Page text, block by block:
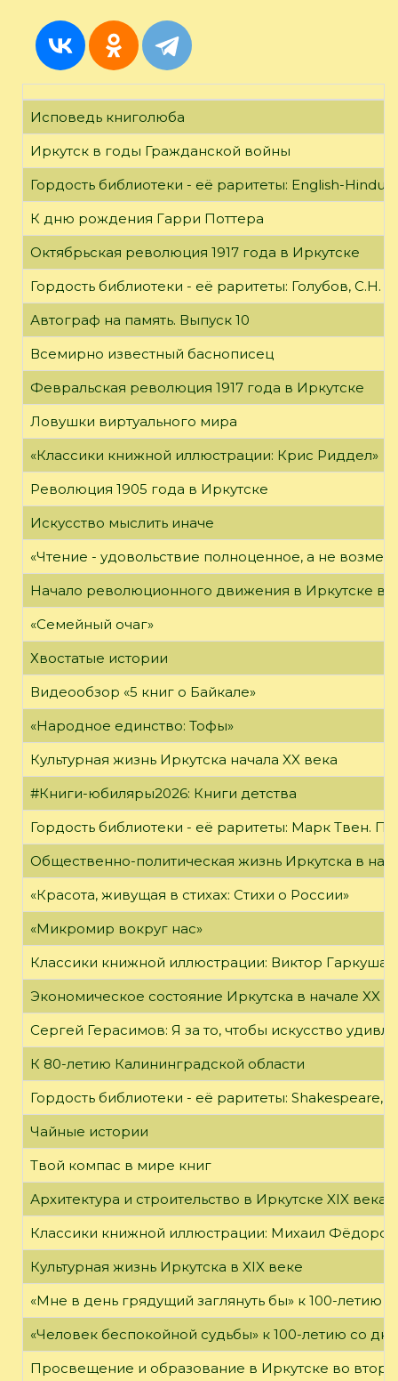
Исповедь книголюба
Иркутск в годы Гражданской войны
Гордость библиотеки - её раритеты: English-
К дню рождения Гарри Поттера
Октябрьская революция 1917 года в Иркутске
Гордость библиотеки - её раритеты: Голубов, С.Н.
Автограф на память. Выпуск 10
Всемирно известный баснописец
Февральская революция 1917 года в Иркутске
Ловушки виртуального мира
«Классики книжной иллюстрации: Крис Риддел»
Революция 1905 года в Иркутске
Искусство мыслить иначе
«Чтение - удовольствие полноценное, а не
Начало революционного движения в Иркутске в
«Семейный очаг»
Хвостатые истории
Видеообзор «5 книг о Байкале»
«Народное единство: Тофы»
Культурная жизнь Иркутска начала XX века
#Книги-юбиляры2026: Книги детства
Гордость библиотеки - её раритеты: Марк Твен.
Общественно-политическая жизнь Иркутска в
«Красота, живущая в стихах: Стихи о России»
«Микромир вокруг нас»
Классики книжной иллюстрации: Виктор Гаркуша
Экономическое состояние Иркутска в начале XX
Сергей Герасимов: Я за то, чтобы искусство
К 80-летию Калининградской области
Гордость библиотеки - её раритеты: Shakespeare,
Чайные истории
Твой компас в мире книг
Архитектура и строительство в Иркутске XIX века
Классики книжной иллюстрации: Михаил Фёдоров
Культурная жизнь Иркутска в XIX веке
«Мне в день грядущий заглянуть бы» к 100-летию
«Человек беспокойной судьбы» к 100-летию со
Просвещение и образование в Иркутске во